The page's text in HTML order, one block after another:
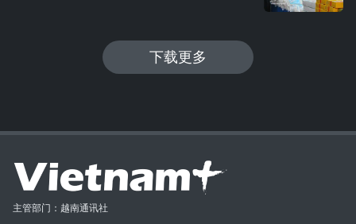
下载更多
主管部门：越南通讯社